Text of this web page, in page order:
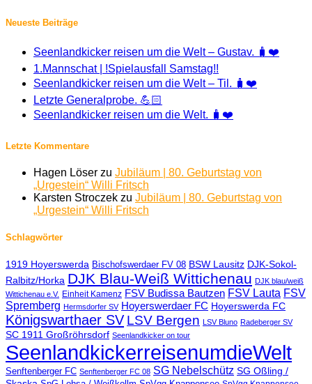
Neueste Beiträge
Seenlandkicker reisen um die Welt – Gustav. 🧳❤️
1.Mannschat | !Spielausfall Samstag!!
Seenlandkicker reisen um die Welt – Til. 🧳❤️
Letzte Generalprobe. 💪🏻
Seenlandkicker reisen um die Welt. 🧳❤️
Letzte Kommentare
Hagen Löser zu Jubiläum | 80. Geburtstag von
„Urgestein“ Willi Fritsch
Karsten Stroczek zu Jubiläum | 80. Geburtstag von
„Urgestein“ Willi Fritsch
Schlagwörter
1919 Hoyerswerda Bischofswerdaer FV 08 BSW Lausitz DJK-Sokol-
Ralbitz/Horka DJK Blau-Weiß Wittichenau DJK blau/weiß
Wittichenau e.V. Einheit Kamenz FSV Budissa Bautzen FSV Lauta FSV
Spremberg Hermsdorfer SV Hoyerswerdaer FC Hoyerswerda FC
Königswarthaer SV LSV Bergen LSV Bluno Radeberger SV
SC 1911 Großröhrsdorf Seenlandkicker on tour
SeenlandkickerreisenumdieWelt
Senftenberger FC Senftenberger FC 08 SG Nebelschütz SG Oßling /